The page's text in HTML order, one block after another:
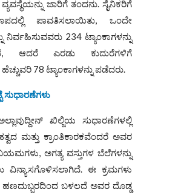
ಜಾರಿಗೆ ತಂದನು. ಸೈನಿಕರಿಗೆ
ಪಾವತಿಸಲಾಯಿತು, ಒಂದೇ
ನಿರ್ವಹಿಸುವವರು 234 ಟ್ಯಾಂಕಾಗಳನ್ನು
ಆದರೆ ಎರಡು ಕುದುರೆಗಳಿಗೆ
ಹೆಚ್ಚುವರಿ 78 ಟ್ಯಾಂಕಾಗಳನ್ನು ಪಡೆದರು.
ಸುಧಾರಣೆಗಳು
ಖಿಲ್ಜಿಯ ಸುಧಾರಣೆಗಳಲ್ಲಿ
ಮತ್ತು ಕ್ರಾಂತಿಕಾರಕವೆಂದರೆ ಅವರ
ಅಗತ್ಯ ವಸ್ತುಗಳ ಬೆಲೆಗಳನ್ನು
ವಿನ್ಯಾಸಗೊಳಿಸಲಾಗಿದೆ. ಈ ಕ್ರಮಗಳು
ಹಣದುಬ್ಬರದಿಂದ ಬಳಲದೆ ಅವರ ದೊಡ್ಡ